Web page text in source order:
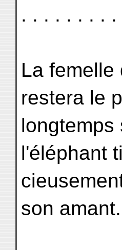
. . . . . . . .
La femelle
restera le
longtemps
l'éléphant
son amant.